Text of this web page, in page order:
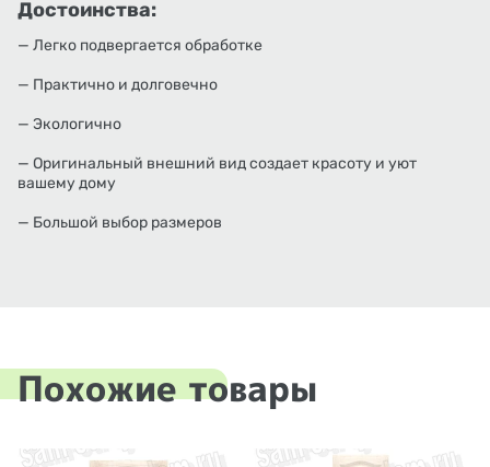
Достоинства:
— Легко подвергается обработке
— Практично и долговечно
— Экологично
— Оригинальный внешний вид создает красоту и уют
вашему дому
— Большой выбор размеров
Похожие товары